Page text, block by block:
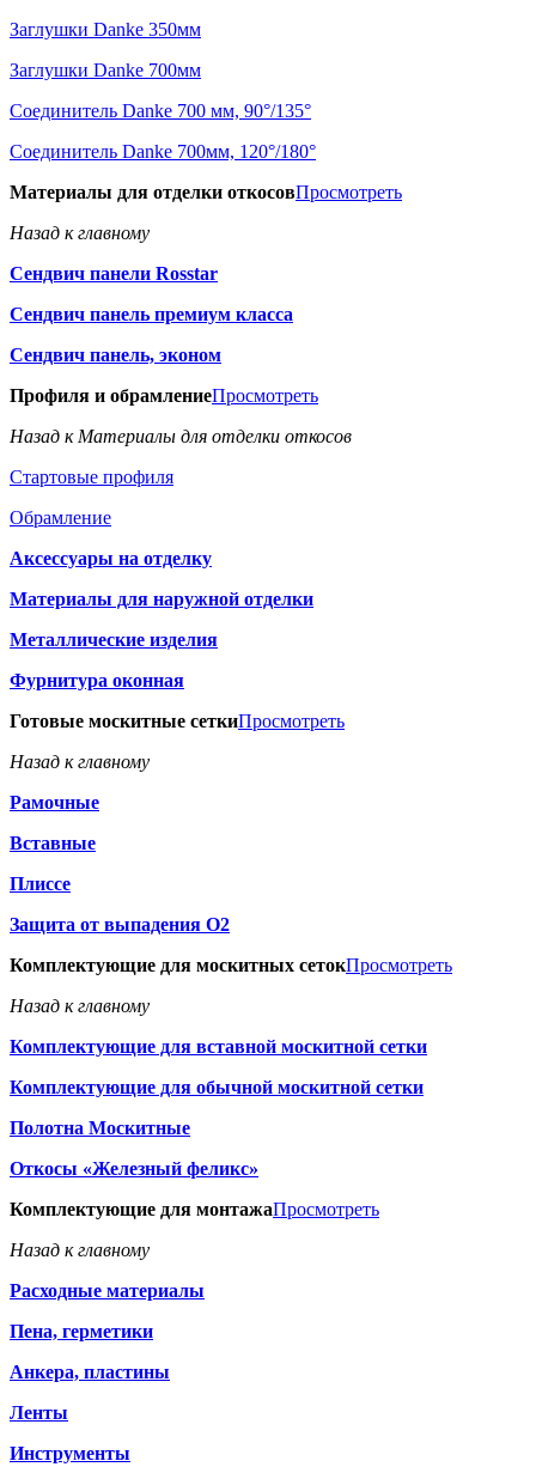
Заглушки Danke 350мм
Заглушки Danke 700мм
Соединитель Danke 700 мм, 90°/135°
Соединитель Danke 700мм, 120°/180°
Материалы для отделки откосовПросмотреть
Назад к главному
Сендвич панели Rosstar
Сендвич панель премиум класса
Сендвич панель, эконом
Профиля и обрамлениеПросмотреть
Назад к Материалы для отделки откосов
Стартовые профиля
Обрамление
Аксессуары на отделку
Материалы для наружной отделки
Металлические изделия
Фурнитура оконная
Готовые москитные сеткиПросмотреть
Назад к главному
Рамочные
Вставные
Плиссе
Защита от выпадения О2
Комплектующие для москитных сетокПросмотреть
Назад к главному
Комплектующие для вставной москитной сетки
Комплектующие для обычной москитной сетки
Полотна Москитные
Откосы «Железный феликс»
Комплектующие для монтажаПросмотреть
Назад к главному
Расходные материалы
Пена, герметики
Анкера, пластины
Ленты
Инструменты